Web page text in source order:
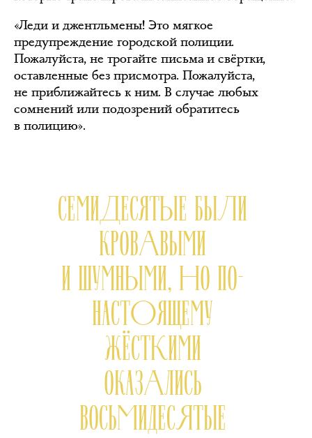
«Леди и джентльмены! Это мягкое
предупреждение городской полиции.
Пожалуйста, не трогайте письма и свёртки,
оставленные без присмотра. Пожалуйста,
не приближайтесь к ним. В случае любых
сомнений или подозрений обратитесь
в полицию».
СЕМИДЕСЯТЫЕ БЫЛИ
КРОВАВЫМИ
И ШУМНЫМИ, НО ПО-
НАСТОЯЩЕМУ
ЖЁСТКИМИ
ОКАЗАЛИСЬ
ВОСЬМИДЕСЯТЫЕ